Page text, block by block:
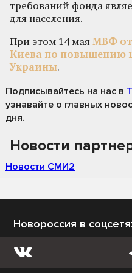
требований фонда
для населения.
При этом 14 мая МВФ
Киева по повышению
Украины.
Подписывайтесь на нас в
узнавайте о главных
дня.
Новости
Новости СМИ2
Новороссия в